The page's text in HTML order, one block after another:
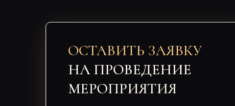
ОСТАВИТЬ ЗАЯВКУ
НА ПРОВЕДЕНИЕ
МЕРОПРИЯТИЯ